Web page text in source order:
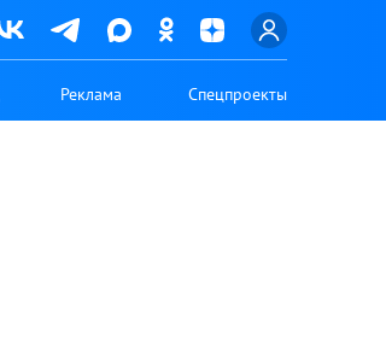
Реклама Спецпроекты